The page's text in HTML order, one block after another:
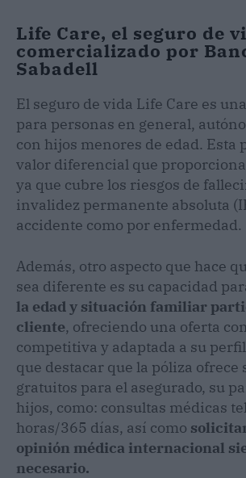
Life Care, el seguro de
comercializado por
Sabadell
El seguro de vida Life Care es
para personas en general,
con hijos menores de edad. Esta
valor diferencial que
ya que cubre los riesgos de
invalidez permanente absoluta
accidente como por enfermedad.
Además, otro aspecto que hace
sea diferente es su capacidad
la edad y situación familiar
cliente, ofreciendo una oferta
competitiva y adaptada a su
que destacar que la póliza ofrece
gratuitos para el asegurado, su
hijos, como: consultas médicas
horas/365 días, así como
opinión médica internacional
necesario.